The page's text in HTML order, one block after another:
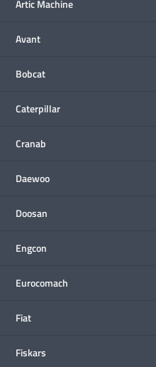
Artic Machine
Avant
Bobcat
Caterpillar
Cranab
Daewoo
Doosan
Engcon
Eurocomach
Fiat
Fiskars